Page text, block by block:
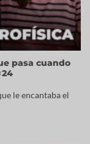
pasa cuando
le encantaba el